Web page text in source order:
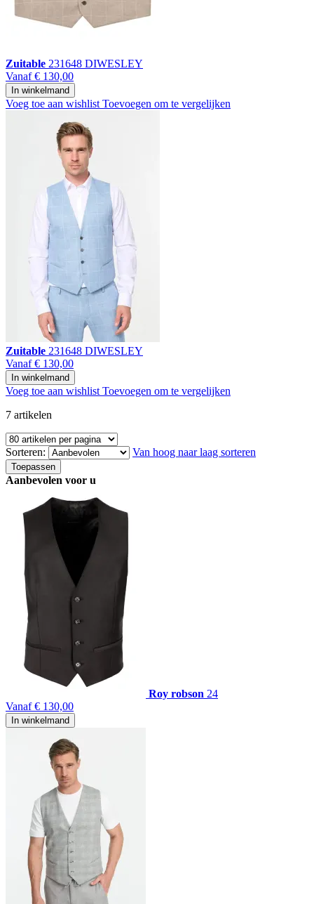
Zuitable 231648 DIWESLEY
Vanaf € 130,00
In winkelmand
Voeg toe aan wishlist Toevoegen om te vergelijken
Zuitable 231648 DIWESLEY
Vanaf € 130,00
In winkelmand
Voeg toe aan wishlist Toevoegen om te vergelijken
7 artikelen
Sorteren: Van hoog naar laag sorteren
Toepassen
Aanbevolen voor u
Roy robson 24
Vanaf € 130,00
In winkelmand